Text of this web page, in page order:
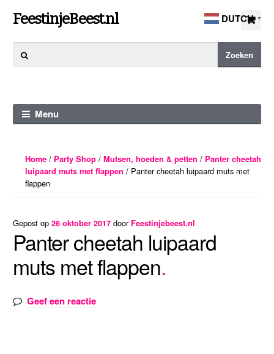
Ga
naar
navigatie
Ga
naar
de
FeestinjeBeest.nl
naar:
Zoeken
Menu
Home/ Party Shop/ Mutsen, hoeden & petten / Panter cheetah
luipaard muts met flappen / Panter cheetah luipaard muts met
flappen
Gepost op 26 oktober 2017door Feestinjebeest.nl
Panter cheetah luipaard
muts met flappen
Geef een reactie
DUTCH ▼